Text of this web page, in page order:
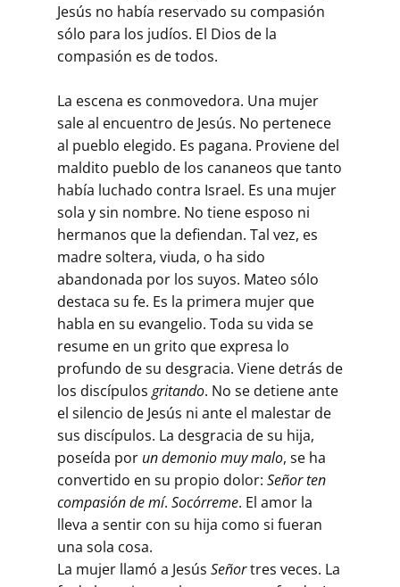
Jesús no había reservado su compasión
sólo para los judíos. El Dios de la
compasión es de todos.
La escena es conmovedora. Una mujer
sale al encuentro de Jesús. No pertenece
al pueblo elegido. Es pagana. Proviene del
maldito pueblo de los cananeos que tanto
había luchado contra Israel. Es una mujer
sola y sin nombre. No tiene esposo ni
hermanos que la defiendan. Tal vez, es
madre soltera, viuda, o ha sido
abandonada por los suyos. Mateo sólo
destaca su fe. Es la primera mujer que
habla en su evangelio. Toda su vida se
resume en un grito que expresa lo
profundo de su desgracia. Viene detrás de
los discípulos gritando. No se detiene ante
el silencio de Jesús ni ante el malestar de
sus discípulos. La desgracia de su hija,
poseída por un demonio muy malo, se ha
convertido en su propio dolor: Señor ten
compasión de mí. Socórreme. El amor la
lleva a sentir con su hija como si fueran
una sola cosa.
La mujer llamó a Jesús Señortres veces. La